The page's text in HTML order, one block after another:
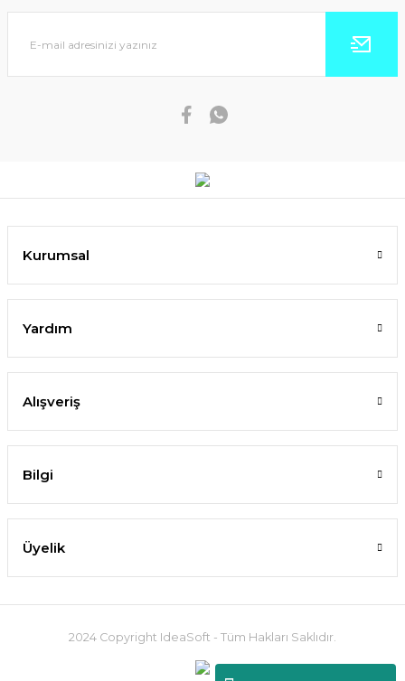
Kurumsal
Yardım
Alışveriş
Bilgi
Üyelik
2024 Copyright IdeaSoft - Tüm Hakları Saklıdır.